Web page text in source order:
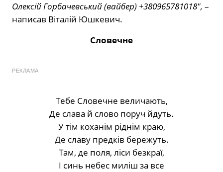
Олексій Горбачевський (вайбер) +380965781018″, –
написав Віталій Юшкевич.
Словечне
РЕКЛАМА
Тебе Словечне величають,
Де слава й слово поруч йдуть.
У тім коханім ріднім краю,
Де славу предків бережуть.
Там, де поля, ліси безкраї,
І синь небес миліш за все